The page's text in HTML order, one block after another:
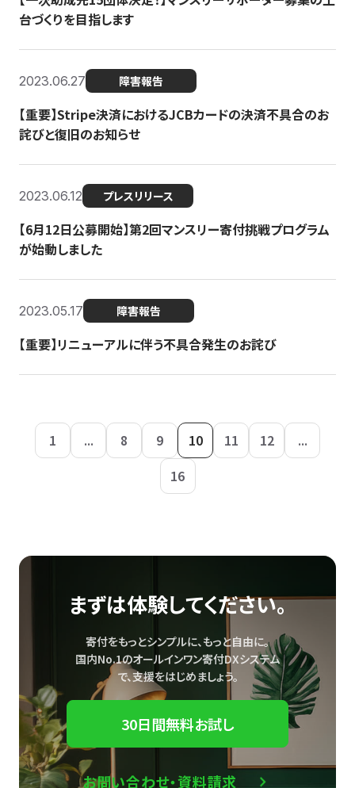
台づくりを目指します
2023.06.27 障害報告
【重要】Stripe決済におけるJCBカードの決済不具合のお
詫びと復旧のお知らせ
2023.06.12 プレスリリース
【6月12日公募開始】第2回マンスリー寄付挑戦プログラム
が始動しました
2023.05.17 障害報告
【重要】リニューアルに伴う不具合発生のお詫び
1 ... 8 9 10 11 12
...
16
まずは体験してください。
寄付をもっとシンプルに、もっと自由に。
国内No.1のオールインワン寄付DXシステム
で、支援をはじめましょう。
30日間無料お試し
お問い合わせ・資料請求